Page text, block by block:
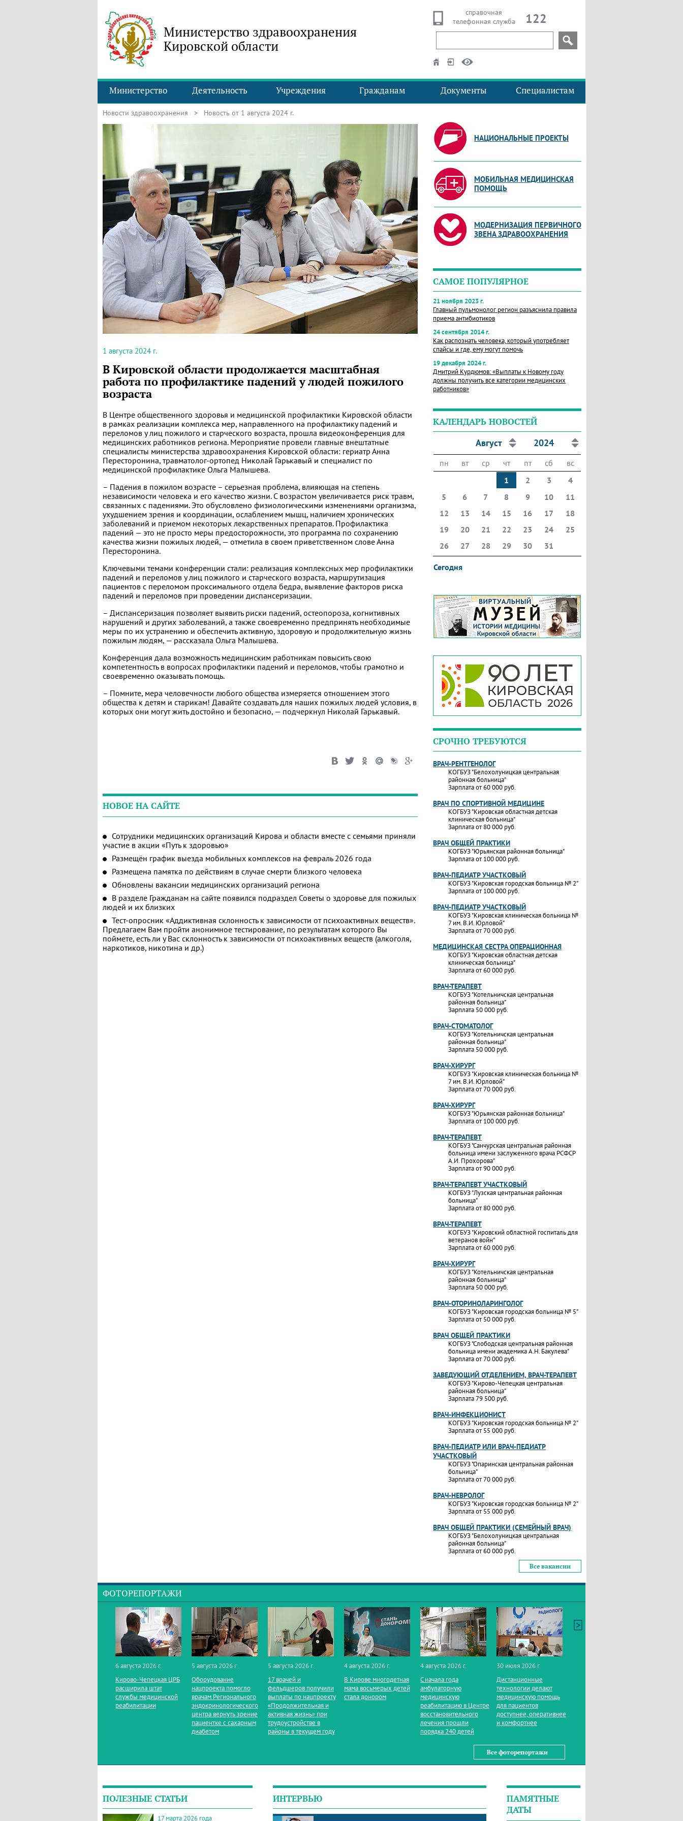
Министерство здравоохранения
Кировской области
справочная
телефонная служба
122
Министерство Деятельность Учреждения Гражданам Документы Специалистам
Новости здравоохранения > Новость от 1 августа 2024 г.
1 августа 2024 г.
В Кировской области продолжается масштабная
работа по профилактике падений у людей пожилого
возраста
В Центре общественного здоровья и медицинской профилактики Кировской области
в рамках реализации комплекса мер, направленного на профилактику падений и
переломов у лиц пожилого и старческого возраста, прошла видеоконференция для
медицинских работников региона. Мероприятие провели главные внештатные
специалисты министерства здравоохранения Кировской области: гериатр Анна
Пересторонина, травматолог-ортопед Николай Гарькавый и специалист по
медицинской профилактике Ольга Малышева.
– Падения в пожилом возрасте – серьезная проблема, влияющая на степень
независимости человека и его качество жизни. С возрастом увеличивается риск травм,
связанных с падениями. Это обусловлено физиологическими изменениями организма,
ухудшением зрения и координации, ослаблением мышц, наличием хронических
заболеваний и приемом некоторых лекарственных препаратов. Профилактика
падений — это не просто меры предосторожности, это программа по сохранению
качества жизни пожилых людей, — отметила в своем приветственном слове Анна
Пересторонина.
Ключевыми темами конференции стали: реализация комплексных мер профилактики
падений и переломов у лиц пожилого и старческого возраста, маршрутизация
пациентов с переломом проксимального отдела бедра, выявление факторов риска
падений и переломов при проведении диспансеризации.
– Диспансеризация позволяет выявить риски падений, остеопороза, когнитивных
нарушений и других заболеваний, а также своевременно предпринять необходимые
меры по их устранению и обеспечить активную, здоровую и продолжительную жизнь
пожилым людям, — рассказала Ольга Малышева.
Конференция дала возможность медицинским работникам повысить свою
компетентность в вопросах профилактики падений и переломов, чтобы грамотно и
своевременно оказывать помощь.
– Помните, мера человечности любого общества измеряется отношением этого
общества к детям и старикам! Давайте создавать для наших пожилых людей условия, в
которых они могут жить достойно и безопасно, — подчеркнул Николай Гарькавый.
НОВОЕ НА САЙТЕ
Сотрудники медицинских организаций Кирова и области вместе с семьями приняли
участие в акции «Путь к здоровью»
Размещён график выезда мобильных комплексов на февраль 2026 года
Размещена памятка по действиям в случае смерти близкого человека
Обновлены вакансии медицинских организаций региона
В разделе Гражданам на сайте появился подраздел Советы о здоровье для пожилых
людей и их близких
Тест-опросник «Аддиктивная склонность к зависимости от психоактивных веществ».
Предлагаем Вам пройти анонимное тестирование, по результатам которого Вы
поймете, есть ли у Вас склонность к зависимости от психоактивных веществ (алкоголя,
наркотиков, никотина и др.)
НАЦИОНАЛЬНЫЕ ПРОЕКТЫ
МОБИЛЬНАЯ МЕДИЦИНСКАЯ
ПОМОЩЬ
МОДЕРНИЗАЦИЯ ПЕРВИЧНОГО
ЗВЕНА ЗДРАВООХРАНЕНИЯ
САМОЕ ПОПУЛЯРНОЕ
21 ноября 2023 г.
Главный пульмонолог регион разъяснила правила
приема антибиотиков
24 сентября 2014 г.
Как распознать человека, который употребляет
спайсы и где, ему могут помочь
19 декабря 2024 г.
Дмитрий Курдюмов: «Выплаты к Новому году
должны получить все категории медицинских
работников»
КАЛЕНДАРЬ НОВОСТЕЙ
Август 2024
пн вт ср чт пт сб
вс
1
2 3
4
5
6 7 8 9 10
11
12
13 14 15 16 17
18
19
20 21 22 23 24
25
26
27 28 29 30 31
Сегодня
СРОЧНО ТРЕБУЮТСЯ
ВРАЧ-РЕНТГЕНОЛОГ
КОГБУЗ "Белохолуницкая центральная
районная больница"
Зарплата от 60 000 руб.
ВРАЧ ПО СПОРТИВНОЙ МЕДИЦИНЕ
КОГБУЗ "Кировская областная детская
клиническая больница"
Зарплата от 80 000 руб.
ВРАЧ ОБЩЕЙ ПРАКТИКИ
КОГБУЗ "Юрьянская районная больница"
Зарплата от 100 000 руб.
ВРАЧ-ПЕДИАТР УЧАСТКОВЫЙ
КОГБУЗ "Кировская городская больница № 2"
Зарплата от 100 000 руб.
ВРАЧ-ПЕДИАТР УЧАСТКОВЫЙ
КОГБУЗ "Кировская клиническая больница №
7 им. В.И. Юрловой"
Зарплата от 70 000 руб.
МЕДИЦИНСКАЯ СЕСТРА ОПЕРАЦИОННАЯ
КОГБУЗ "Кировская областная детская
клиническая больница"
Зарплата от 60 000 руб.
ВРАЧ-ТЕРАПЕВТ
КОГБУЗ "Котельничская центральная
районная больница"
Зарплата 50 000 руб.
ВРАЧ-СТОМАТОЛОГ
КОГБУЗ "Котельничская центральная
районная больница"
Зарплата 50 000 руб.
ВРАЧ-ХИРУРГ
КОГБУЗ "Кировская клиническая больница №
7 им. В.И. Юрловой"
Зарплата от 70 000 руб.
ВРАЧ-ХИРУРГ
КОГБУЗ "Юрьянская районная больница"
Зарплата от 100 000 руб.
ВРАЧ-ТЕРАПЕВТ
КОГБУЗ "Санчурская центральная районная
больница имени заслуженного врача РСФСР
А.И. Прохорова"
Зарплата от 90 000 руб.
ВРАЧ-ТЕРАПЕВТ УЧАСТКОВЫЙ
КОГБУЗ "Лузская центральная районная
больница"
Зарплата от 80 000 руб.
ВРАЧ-ТЕРАПЕВТ
КОГБУЗ "Кировский областной госпиталь для
ветеранов войн"
Зарплата от 60 000 руб.
ВРАЧ-ХИРУРГ
КОГБУЗ "Котельничская центральная
районная больница"
Зарплата 50 000 руб.
ВРАЧ-ОТОРИНОЛАРИНГОЛОГ
КОГБУЗ "Кировская городская больница № 5"
Зарплата от 50 000 руб.
ВРАЧ ОБЩЕЙ ПРАКТИКИ
КОГБУЗ "Слободская центральная районная
больница имени академика А.Н. Бакулева"
Зарплата от 70 000 руб.
ЗАВЕДУЮЩИЙ ОТДЕЛЕНИЕМ, ВРАЧ-ТЕРАПЕВТ
КОГБУЗ "Кирово-Чепецкая центральная
районная больница"
Зарплата 79 500 руб.
ВРАЧ-ИНФЕКЦИОНИСТ
КОГБУЗ "Кировская городская больница № 2"
Зарплата от 55 000 руб.
ВРАЧ-ПЕДИАТР ИЛИ ВРАЧ-ПЕДИАТР
УЧАСТКОВЫЙ
КОГБУЗ "Опаринская центральная районная
больница"
Зарплата от 70 000 руб.
ВРАЧ-НЕВРОЛОГ
КОГБУЗ "Кировская городская больница № 2"
Зарплата от 55 000 руб.
ВРАЧ ОБЩЕЙ ПРАКТИКИ (СЕМЕЙНЫЙ ВРАЧ)
КОГБУЗ "Белохолуницкая центральная
районная больница"
Зарплата от 60 000 руб.
Все вакансии
ФОТОРЕПОРТАЖИ
6 августа 2026 г.
Кирово‑Чепецкая ЦРБ
расширила штат
службы медицинской
реабилитации
5 августа 2026 г.
Оборудование
нацпроекта помогло
врачам Регионального
эндокринологического
центра вернуть зрение
пациентке с сахарным
диабетом
5 августа 2026 г.
17 врачей и
фельдшеров получили
выплаты по нацпроекту
«Продолжительная и
активная жизнь» при
трудоустройстве в
районы в текущем году
4 августа 2026 г.
В Кирове многодетная
мама восьмерых детей
стала донором
4 августа 2026 г.
С начала года
амбулаторную
медицинскую
реабилитацию в Центре
восстановительного
лечения прошли
порядка 240 детей
30 июля 2026 г.
Дистанционные
технологии делают
медицинскую помощь
для пациентов
доступнее, оперативнее
и комфортнее
Все фоторепортажи
ПОЛЕЗНЫЕ СТАТЬИ
17 марта 2026 года
ИНТЕРВЬЮ
ПАМЯТНЫЕ
ДАТЫ